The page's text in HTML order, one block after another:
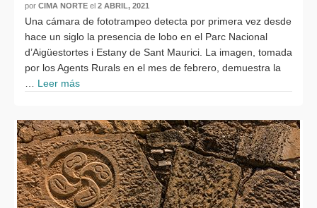
por CIMA NORTE el 2 ABRIL, 2021
Una cámara de fototrampeo detecta por primera vez desde
hace un siglo la presencia de lobo en el Parc Nacional
d’Aigüestortes i Estany de Sant Maurici. La imagen, tomada
por los Agents Rurals en el mes de febrero, demuestra la
Leer más